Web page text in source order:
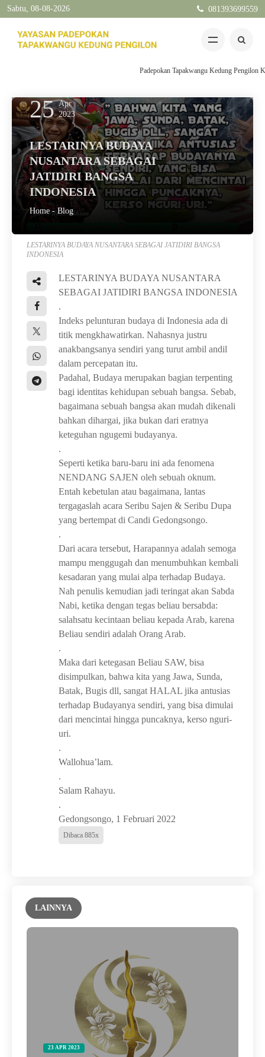
Sabtu, 08-08-2026 081393699559
Padepokan Tapakwangu Kedung Pengilon
25 Apr
2023
LESTARINYA BUDAYA
NUSANTARA SEBAGAI
JATIDIRI BANGSA
INDONESIA
Home-Blog
LESTARINYA BUDAYA NUSANTARA SEBAGAI JATIDIRI BANGSA
INDONESIA
LESTARINYA BUDAYA NUSANTARA
SEBAGAI JATIDIRI BANGSA INDONESIA
.
Indeks pelunturan budaya di Indonesia ada di
titik mengkhawatirkan. Nahasnya justru
anakbangsanya sendiri yang turut ambil andil
dalam percepatan itu.
Padahal, Budaya merupakan bagian terpenting
bagi identitas kehidupan sebuah bangsa. Sebab,
bagaimana sebuah bangsa akan mudah dikenali
bahkan dihargai, jika bukan dari eratnya
keteguhan ngugemi budayanya.
.
Seperti ketika baru-baru ini ada fenomena
NENDANG SAJEN oleh sebuah oknum.
Entah kebetulan atau bagaimana, lantas
tergagaslah acara Seribu Sajen & Seribu Dupa
yang bertempat di Candi Gedongsongo.
.
Dari acara tersebut, Harapannya adalah semoga
mampu menggugah dan menumbuhkan kembali
kesadaran yang mulai alpa terhadap Budaya.
Nah penulis kemudian jadi teringat akan Sabda
Nabi, ketika dengan tegas beliau bersabda:
salahsatu kecintaan beliau kepada Arab, karena
Beliau sendiri adalah Orang Arab.
.
Maka dari ketegasan Beliau SAW, bisa
disimpulkan, bahwa kita yang Jawa, Sunda,
Batak, Bugis dll, sangat HALAL jika antusias
terhadap Budayanya sendiri, yang bisa dimulai
dari mencintai hingga puncaknya, kerso nguri-
uri.
.
Wallohua’lam.
.
Salam Rahayu.
.
Gedongsongo, 1 Februari 2022
Dibaca 885x
LAINNYA
23 APR 2023